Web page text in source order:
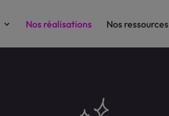
Nos réalisations Nos ressources